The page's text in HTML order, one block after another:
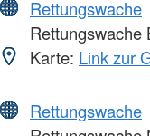
Rettungswache
Rettungswache
Karte: Link zur
Rettungswache